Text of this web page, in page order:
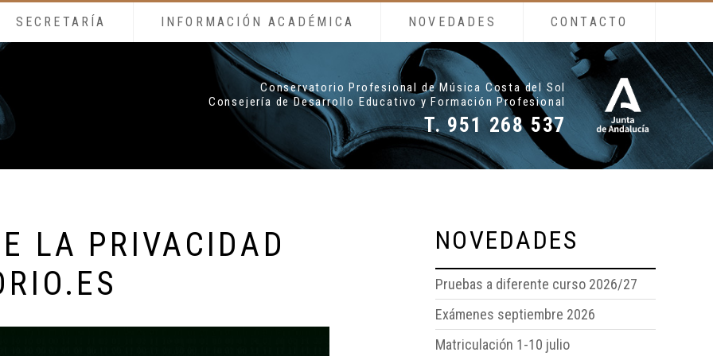
SECRETARÍA INFORMACIÓN ACADÉMICA NOVEDADES CONTACTO
Conservatorio Profesional de Música Costa del Sol
Consejería de Desarrollo Educativo y Formación Profesional
T. 951 268 537
LA PRIVACIDAD
NOVEDADES
Pruebas a diferente curso 2026/27
Exámenes septiembre 2026
Matriculación 1-10 julio